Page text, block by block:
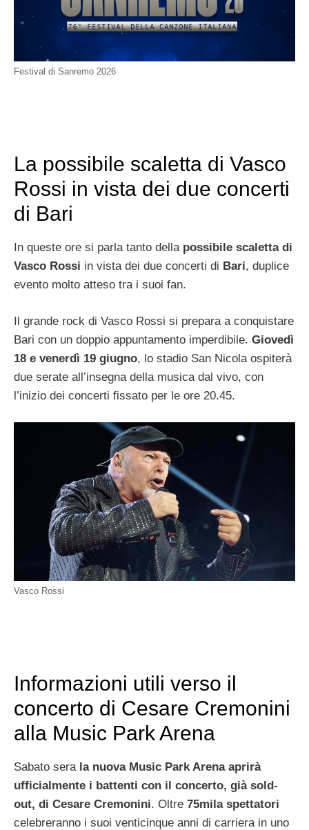
Festival di Sanremo 2026
La possibile scaletta di Vasco
Rossi in vista dei due concerti
di Bari
In queste ore si parla tanto della possibile scaletta di
Vasco Rossi in vista dei due concerti di Bari, duplice
evento molto atteso tra i suoi fan.
Il grande rock di Vasco Rossi si prepara a conquistare
Bari con un doppio appuntamento imperdibile. Giovedì
18 e venerdì 19 giugno, lo stadio San Nicola ospiterà
due serate all’insegna della musica dal vivo, con
l’inizio dei concerti fissato per le ore 20.45.
Vasco Rossi
Informazioni utili verso il
concerto di Cesare Cremonini
alla Music Park Arena
Sabato sera la nuova Music Park Arena aprirà
ufficialmente i battenti con il concerto, già sold-
out, di Cesare Cremonini. Oltre 75mila spettatori
celebreranno i suoi venticinque anni di carriera in uno